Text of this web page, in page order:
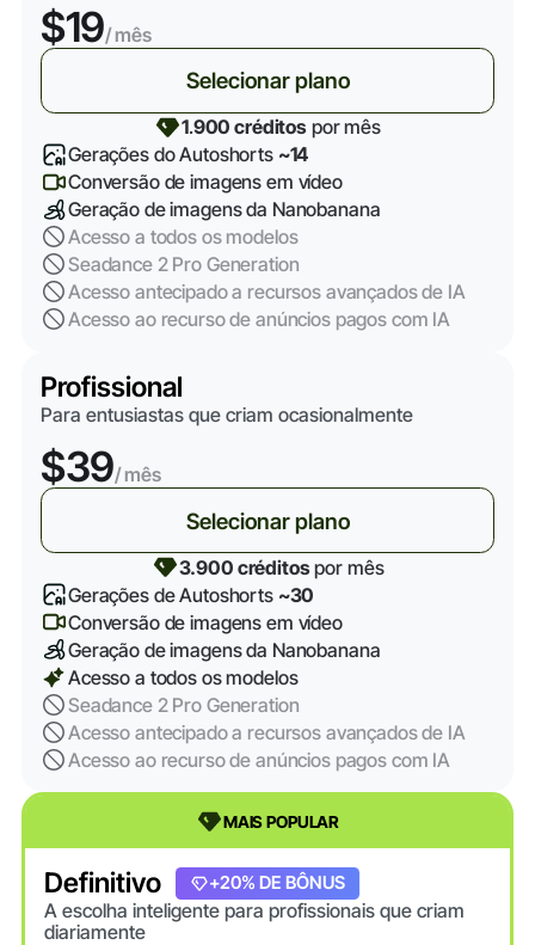
$19/ mês
Selecionar plano
1.900 créditos por mês
Gerações do Autoshorts ~14
Conversão de imagens em vídeo
Geração de imagens da Nanobanana
Acesso a todos os modelos
Seadance 2 Pro Generation
Acesso antecipado a recursos avançados de IA
Acesso ao recurso de anúncios pagos com IA
Profissional
Para entusiastas que criam ocasionalmente
$39/ mês
Selecionar plano
3.900 créditospor mês
Gerações de Autoshorts ~30
Conversão de imagens em vídeo
Geração de imagens da Nanobanana
Acesso a todos os modelos
Seadance 2 Pro Generation
Acesso antecipado a recursos avançados de IA
Acesso ao recurso de anúncios pagos com IA
MAIS POPULAR
Definitivo
A escolha inteligente para profissionais que criam
diariamente
+20% DE BÔNUS